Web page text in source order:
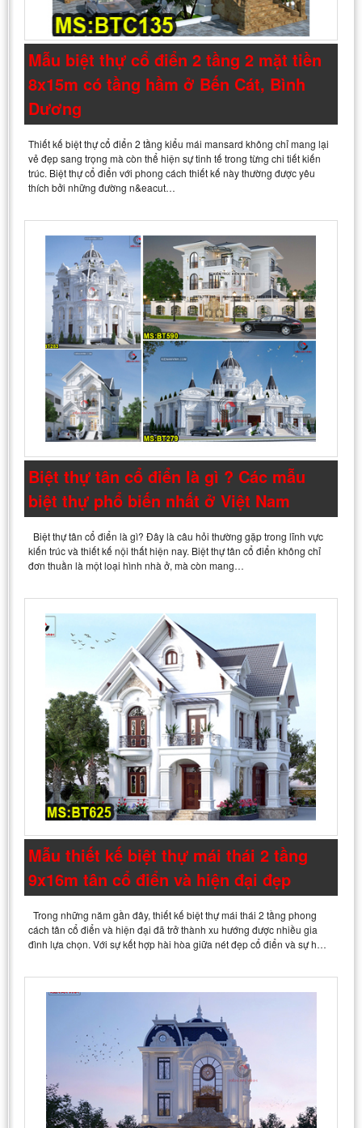
Mẫu biệt thự cổ điển 2 tầng 2 mặt tiền
8x15m có tầng hầm ở Bến Cát, Bình
Dương
Thiết kế biệt thự cổ điển 2 tầng kiểu mái mansard không chỉ mang lại
vẻ đẹp sang trọng mà còn thể hiện sự tinh tế trong từng chi tiết kiến
trúc. Biệt thự cổ điển với phong cách thiết kế này thường được yêu
thích bởi những đường n&eacut…
Biệt thự tân cổ điển là gì ? Các mẫu
biệt thự phổ biến nhất ở Việt Nam
Biệt thự tân cổ điển là gì? Đây là câu hỏi thường gặp trong lĩnh vực
kiến trúc và thiết kế nội thất hiện nay. Biệt thự tân cổ điển không chỉ
đơn thuần là một loại hình nhà ở, mà còn mang…
Mẫu thiết kế biệt thự mái thái 2 tầng
9x16m tân cổ điển và hiện đại đẹp
Trong những năm gần đây, thiết kế biệt thự mái thái 2 tầng phong
cách tân cổ điển và hiện đại đã trở thành xu hướng được nhiều gia
đình lựa chọn. Với sự kết hợp hài hòa giữa nét đẹp cổ điển và sự h…